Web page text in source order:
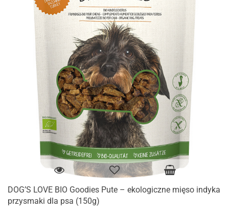
DOG’S LOVE BIO Goodies Pute – ekologiczne mięso indyka
przysmaki dla psa (150g)